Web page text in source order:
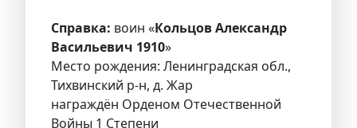
Справка: воин «Кольцов Александр
Васильевич 1910»
Место рождения: Ленинградская обл.,
Тихвинский р-н, д. Жар
награждён Орденом Отечественной
Войны 1 Степени